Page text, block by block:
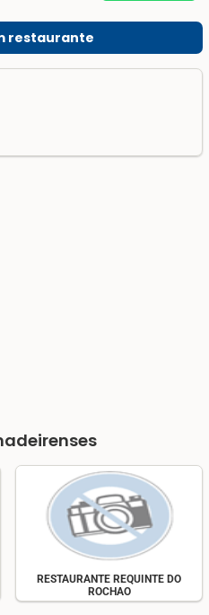
restaurante
RESTAURANTE REQUINTE DO
ROCHAO